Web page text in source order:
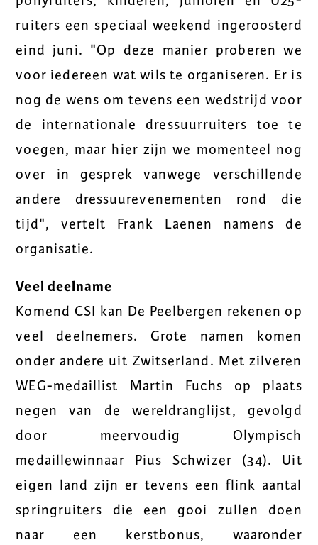
ruiters een speciaal weekend ingeroosterd
eind juni. "Op deze manier proberen we
voor iedereen wat wils te organiseren. Er is
nog de wens om tevens een wedstrijd voor
de internationale dressuurruiters toe te
voegen, maar hier zijn we momenteel nog
over in gesprek vanwege verschillende
andere dressuurevenementen rond die
tijd", vertelt Frank Laenen namens de
organisatie.
Veel deelname
Komend CSI kan De Peelbergen rekenen op
veel deelnemers. Grote namen komen
onder andere uit Zwitserland. Met zilveren
WEG-medaillist Martin Fuchs op plaats
negen van de wereldranglijst, gevolgd
door meervoudig Olympisch
medaillewinnaar Pius Schwizer (34). Uit
eigen land zijn er tevens een flink aantal
springruiters die een gooi zullen doen
naar een kerstbonus, waaronder